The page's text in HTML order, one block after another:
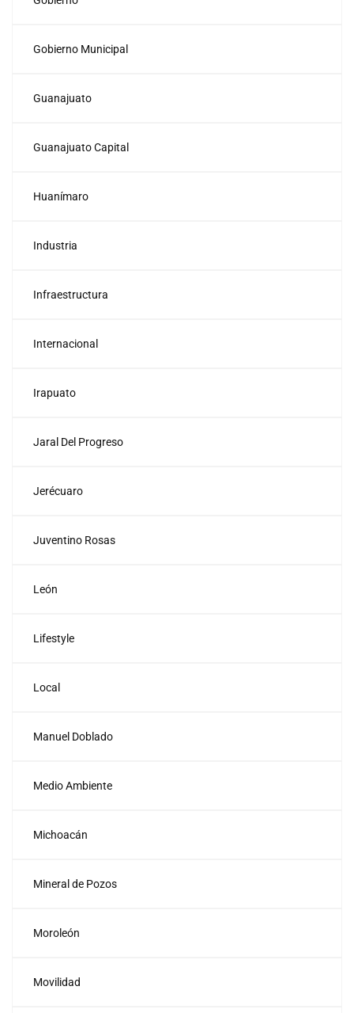
Gobierno Municipal
Guanajuato
Guanajuato Capital
Huanímaro
Industria
Infraestructura
Internacional
Irapuato
Jaral Del Progreso
Jerécuaro
Juventino Rosas
León
Lifestyle
Local
Manuel Doblado
Medio Ambiente
Michoacán
Mineral de Pozos
Moroleón
Movilidad